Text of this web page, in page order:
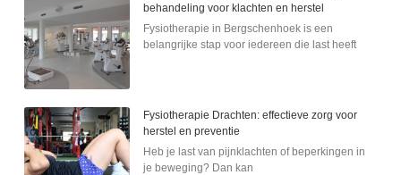
behandeling voor klachten en herstel
Fysiotherapie in Bergschenhoek is een
belangrijke stap voor iedereen die last heeft
Fysiotherapie Drachten: effectieve zorg voor
herstel en preventie
Heb je last van pijnklachten of beperkingen in
je beweging? Dan kan